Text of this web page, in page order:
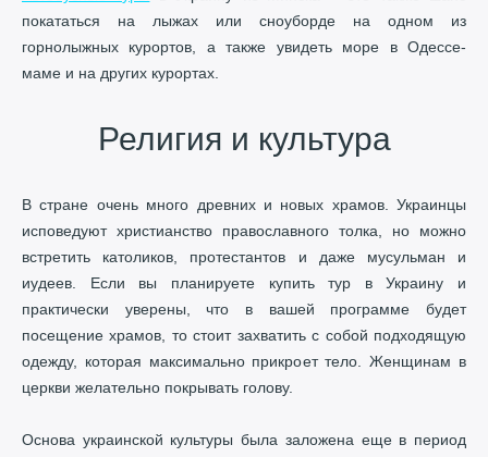
покататься на лыжах или сноуборде на одном из
горнолыжных курортов, а также увидеть море в Одессе-
маме и на других курортах.
Религия и культура
В стране очень много древних и новых храмов. Украинцы
исповедуют христианство православного толка, но можно
встретить католиков, протестантов и даже мусульман и
иудеев. Если вы планируете купить тур в Украину и
практически уверены, что в вашей программе будет
посещение храмов, то стоит захватить с собой подходящую
одежду, которая максимально прикроет тело. Женщинам в
церкви желательно покрывать голову.
Основа украинской культуры была заложена еще в период